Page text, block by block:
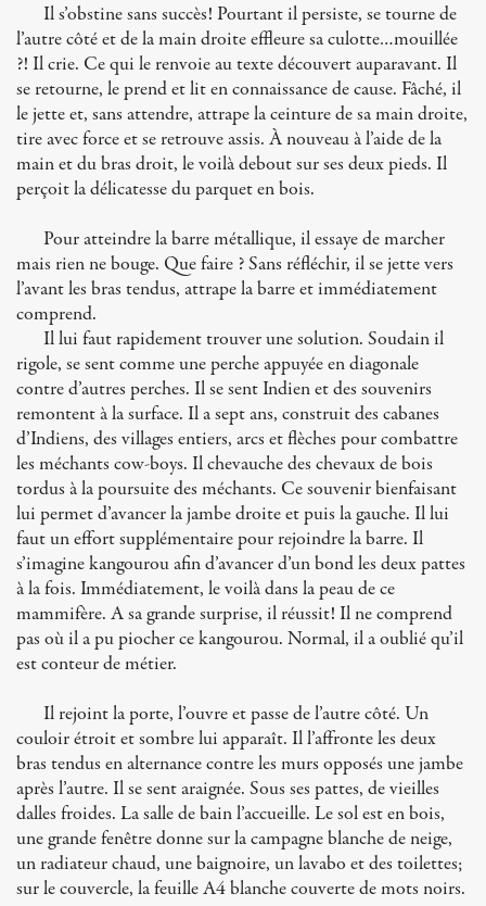
Il s’obstine sans succès! Pourtant il persiste, se tourne de
l’autre côté et de la main droite effleure sa culotte…mouillée
?! Il crie. Ce qui le renvoie au texte découvert auparavant. Il
se retourne, le prend et lit en connaissance de cause. Fâché, il
le jette et, sans attendre, attrape la ceinture de sa main droite,
tire avec force et se retrouve assis. À nouveau à l’aide de la
main et du bras droit, le voilà debout sur ses deux pieds. Il
perçoit la délicatesse du parquet en bois.
Pour atteindre la barre métallique, il essaye de marcher
mais rien ne bouge. Que faire ? Sans réfléchir, il se jette vers
l’avant les bras tendus, attrape la barre et immédiatement
comprend.
Il lui faut rapidement trouver une solution. Soudain il
rigole, se sent comme une perche appuyée en diagonale
contre d’autres perches. Il se sent Indien et des souvenirs
remontent à la surface. Il a sept ans, construit des cabanes
d’Indiens, des villages entiers, arcs et flèches pour combattre
les méchants cow-boys. Il chevauche des chevaux de bois
tordus à la poursuite des méchants. Ce souvenir bienfaisant
lui permet d’avancer la jambe droite et puis la gauche. Il lui
faut un effort supplémentaire pour rejoindre la barre. Il
s’imagine kangourou afin d’avancer d’un bond les deux pattes
à la fois. Immédiatement, le voilà dans la peau de ce
mammifère. A sa grande surprise, il réussit! Il ne comprend
pas où il a pu piocher ce kangourou. Normal, il a oublié qu’il
est conteur de métier.
Il rejoint la porte, l’ouvre et passe de l’autre côté. Un
couloir étroit et sombre lui apparaît. Il l’affronte les deux
bras tendus en alternance contre les murs opposés une jambe
après l’autre. Il se sent araignée. Sous ses pattes, de vieilles
dalles froides. La salle de bain l’accueille. Le sol est en bois,
une grande fenêtre donne sur la campagne blanche de neige,
un radiateur chaud, une baignoire, un lavabo et des toilettes;
sur le couvercle, la feuille A4 blanche couverte de mots noirs.